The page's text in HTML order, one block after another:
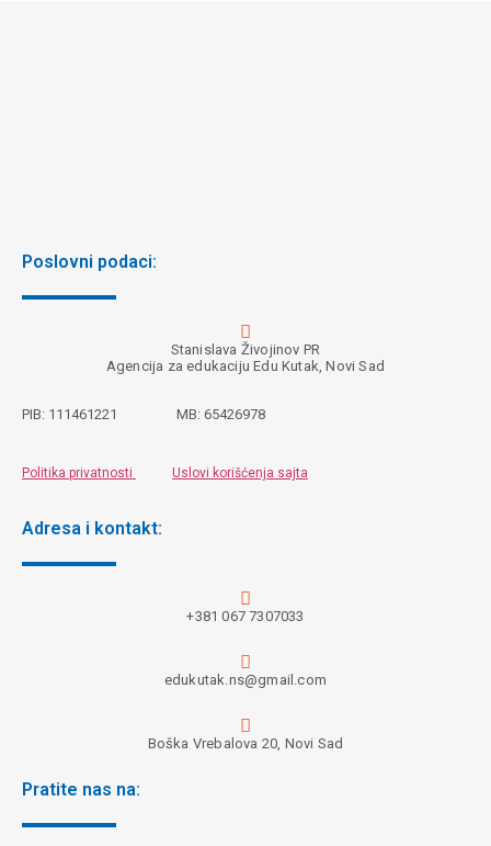
Poslovni podaci:
Stanislava Živojinov PR
Agencija za edukaciju Edu Kutak, Novi Sad
PIB: 111461221 MB: 65426978
Politika privatnosti Uslovi korišćenja sajta
Adresa i kontakt:
+381 067 7307033
edukutak.ns@gmail.com
Boška Vrebalova 20, Novi Sad
Pratite nas na: